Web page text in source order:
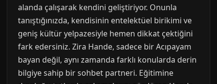
alanda çalışarak kendini geliştiriyor. Onunla
tanıştığınızda, kendisinin entelektüel birikimi ve
geniş kültür yelpazesiyle hemen dikkat çektiğini
fark edersiniz. Zira Hande, sadece bir Acıpayam
bayan değil, aynı zamanda farklı konularda derin
bilgiye sahip bir sohbet partneri. Eğitimine